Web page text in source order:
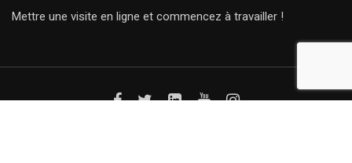
Mettre une visite en ligne et commencez à travailler !